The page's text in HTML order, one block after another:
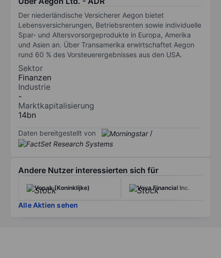
Der niederländische Versicherer Aegon bietet
Lebensversicherungen, Betriebsrenten sowie individuelle
Spar- und Altersvorsorgeprodukte in Europa, Amerika
und Asien an. Über Transamerika erwirtschaftet Aegon
rund 60 % des Vorsteuerergebnisses aus den USA.
Sektor
Finanzen
Industrie
-
Marktkapitalisierung
14bn
Daten bereitgestellt von /
Andere Nutzer interessierten sich für
Vopak (Koninklijke) Voya Financial Inc.
Alle Aktien sehen